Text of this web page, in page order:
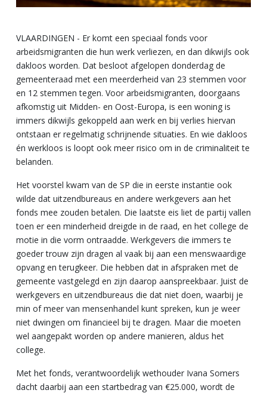
VLAARDINGEN - Er komt een speciaal fonds voor
arbeidsmigranten die hun werk verliezen, en dan dikwijls ook
dakloos worden. Dat besloot afgelopen donderdag de
gemeenteraad met een meerderheid van 23 stemmen voor
en 12 stemmen tegen. Voor arbeidsmigranten, doorgaans
afkomstig uit Midden- en Oost-Europa, is een woning is
immers dikwijls gekoppeld aan werk en bij verlies hiervan
ontstaan er regelmatig schrijnende situaties. En wie dakloos
én werkloos is loopt ook meer risico om in de criminaliteit te
belanden.
Het voorstel kwam van de SP die in eerste instantie ook
wilde dat uitzendbureaus en andere werkgevers aan het
fonds mee zouden betalen. Die laatste eis liet de partij vallen
toen er een minderheid dreigde in de raad, en het college de
motie in die vorm ontraadde. Werkgevers die immers te
goeder trouw zijn dragen al vaak bij aan een menswaardige
opvang en terugkeer. Die hebben dat in afspraken met de
gemeente vastgelegd en zijn daarop aanspreekbaar. Juist de
werkgevers en uitzendbureaus die dat niet doen, waarbij je
min of meer van mensenhandel kunt spreken, kun je weer
niet dwingen om financieel bij te dragen. Maar die moeten
wel aangepakt worden op andere manieren, aldus het
college.
Met het fonds, verantwoordelijk wethouder Ivana Somers
dacht daarbij aan een startbedrag van €25.000, wordt de